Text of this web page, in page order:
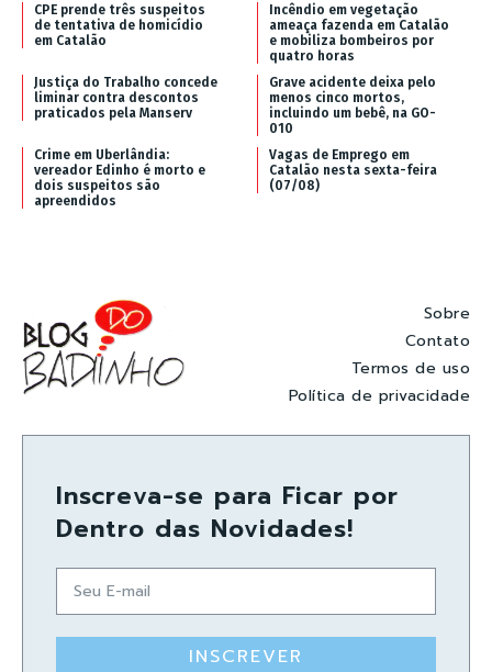
CPE prende três suspeitos
de tentativa de homicídio
em Catalão
Incêndio em vegetação
ameaça fazenda em Catalão
e mobiliza bombeiros por
quatro horas
Justiça do Trabalho concede
liminar contra descontos
praticados pela Manserv
Grave acidente deixa pelo
menos cinco mortos,
incluindo um bebê, na GO-
010
Crime em Uberlândia:
vereador Edinho é morto e
dois suspeitos são
apreendidos
Vagas de Emprego em
Catalão nesta sexta-feira
(07/08)
Sobre
Contato
Termos de uso
Política de privacidade
Inscreva-se para Ficar por
Dentro das Novidades!
INSCREVER